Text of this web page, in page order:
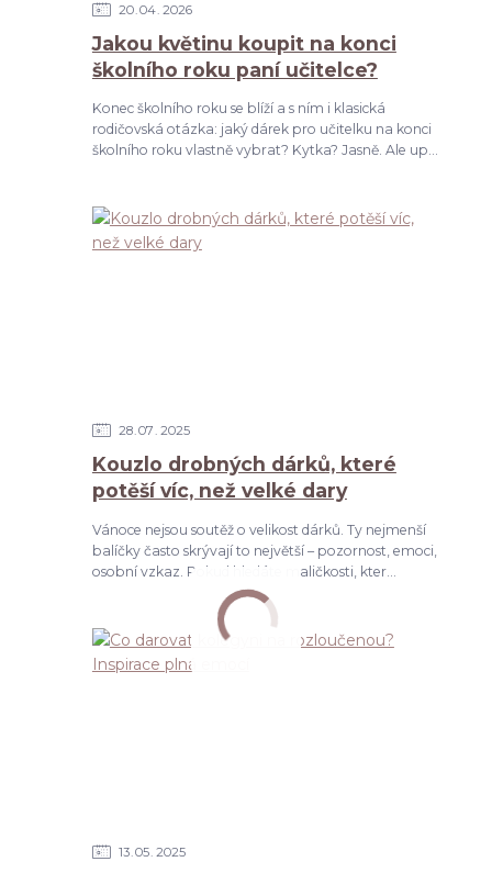
20 04 2026
Jakou květinu koupit na konci
školního roku paní učitelce?
Konec školního roku se blíží a s ním i klasická
rodičovská otázka: jaký dárek pro učitelku na konci
školního roku vlastně vybrat? Kytka? Jasně. Ale up...
28 07 2025
Kouzlo drobných dárků, které
potěší víc, než velké dary
Vánoce nejsou soutěž o velikost dárků. Ty nejmenší
balíčky často skrývají to největší – pozornost, emoci,
osobní vzkaz. Pokud hledáte maličkosti, kter...
13 05 2025